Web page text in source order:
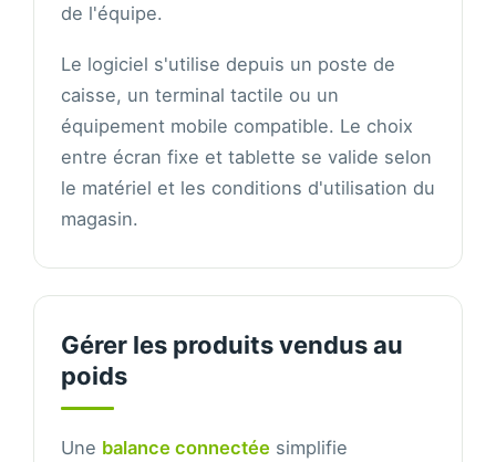
de l'équipe.
Le logiciel s'utilise depuis un poste de
caisse, un terminal tactile ou un
équipement mobile compatible. Le choix
entre écran fixe et tablette se valide selon
le matériel et les conditions d'utilisation du
magasin.
Gérer les produits vendus au
poids
Une balance connectée simplifie